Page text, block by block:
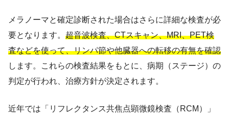
メラノーマと確定診断された場合はさらに詳細な検査が必
要となります。 超音波検査、CTスキャン、MRI、PET検
査などを使って、リンパ節や他臓器への転移の有無を確認
します。これらの検査結果をもとに、病期（ステージ）の
判定が行われ、治療方針が決定されます。
近年では「リフレクタンス共焦点顕微鏡検査（RCM）」